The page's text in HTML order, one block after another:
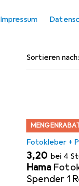
Impressum
Sortieren nach:
Fotokleber +
EUR
3,20 bei 4
Hama
Spender 1